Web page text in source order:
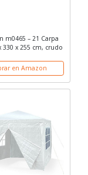
m0465 – 21 Carpa
330 x 255 cm, crudo
en Amazon